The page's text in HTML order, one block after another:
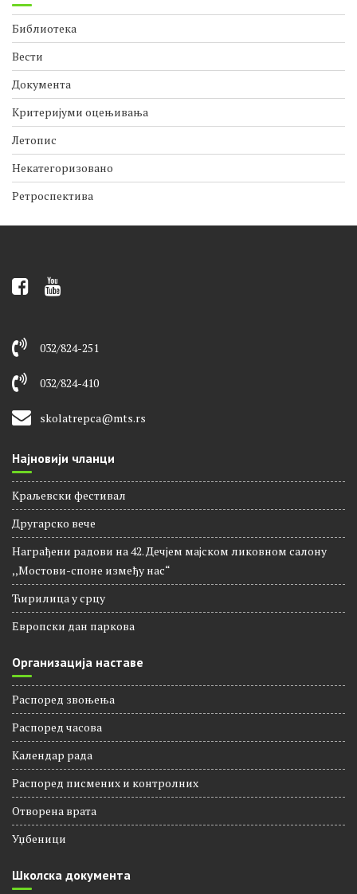
Библиотека
Вести
Документа
Критеријуми оцењивања
Летопис
Некатегоризовано
Ретроспектива
032/824-251
032/824-410
skolatrepca@mts.rs
Најновији чланци
Краљевски фестивал
Другарско вече
Награђени радови на 42. Дечјем мајском ликовном салону
,,Мостови-споне између нас“
Ћирилица у срцу
Европски дан паркова
Организација наставе
Распоред звоњења
Распорeд часова
Календар рада
Распоред писмених и контролних
Отворена врата
Уџбеници
Школска документа